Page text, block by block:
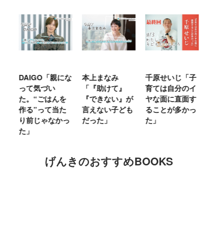
DAIGO「親にな
って気づい
た。“ごはんを
作る”って当た
り前じゃなかっ
た」
本上まなみ
「『助けて』
『できない』が
言えない子ども
だった」
千原せいじ「子
育ては自分のイ
ヤな面に直面す
ることが多かっ
た」
げんきのおすすめBOOKS